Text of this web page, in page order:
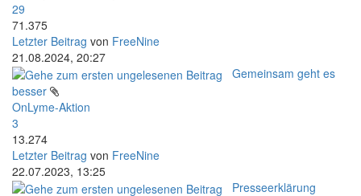
29
71.375
Letzter Beitrag von FreeNine
21.08.2024, 20:27
Gemeinsam geht es
besser
OnLyme-Aktion
3
13.274
Letzter Beitrag von FreeNine
22.07.2023, 13:25
Presseerklärung